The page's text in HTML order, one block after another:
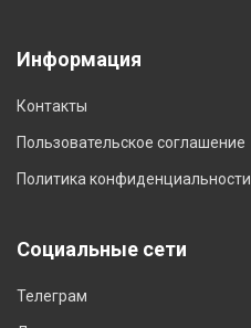
Информация
Контакты
Пользовательское соглашение
Политика конфиденциальности
Социальные сети
Телеграм